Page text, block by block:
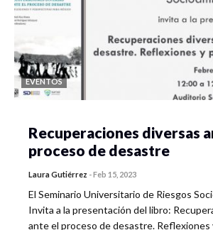
EVENTOS
Recuperaciones diversas
proceso de desastre
Laura Gutiérrez -Feb 15, 2023
El Seminario Universitario de Riesgos
Invita a la presentación del libro:
ante el proceso de desastre. Reflexiones